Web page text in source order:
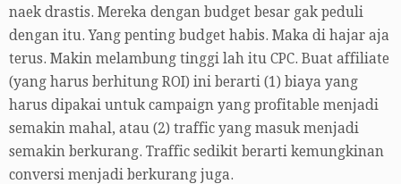
naek drastis. Mereka dengan budget besar gak peduli
dengan itu. Yang penting budget habis. Maka di hajar aja
terus. Makin melambung tinggi lah itu CPC. Buat affiliate
(yang harus berhitung ROI) ini berarti (1) biaya yang
harus dipakai untuk campaign yang profitable menjadi
semakin mahal, atau (2) traffic yang masuk menjadi
semakin berkurang. Traffic sedikit berarti kemungkinan
conversi menjadi berkurang juga.